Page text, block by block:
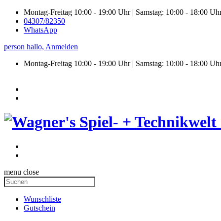
Montag-Freitag 10:00 - 19:00 Uhr | Samstag: 10:00 - 18:00
04307/82350
WhatsApp
person hallo, Anmelden
Montag-Freitag 10:00 - 19:00 Uhr | Samstag: 10:00 - 18:00
menu close
Wunschliste
Gutschein